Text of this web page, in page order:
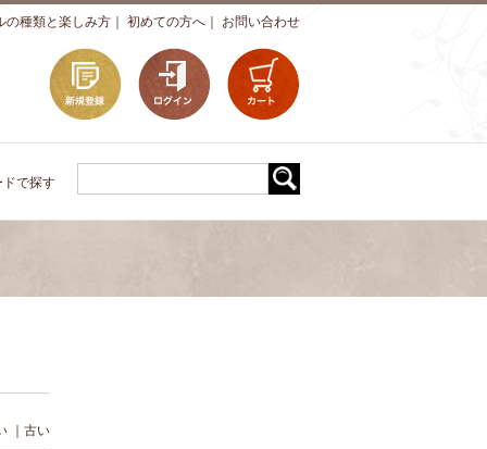
お問い合わせ
初めての方へ
の種類と楽しみ方
ドで探す
古い